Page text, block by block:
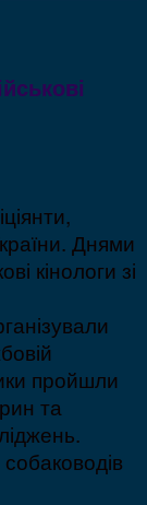
Днями
кінологи зі
пройшли
та